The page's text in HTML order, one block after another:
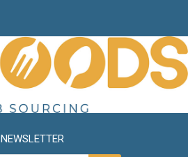
NEWSLETTER